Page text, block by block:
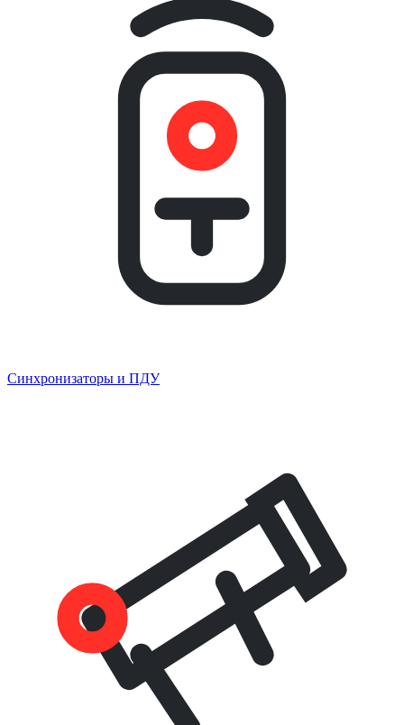
Синхронизаторы и ПДУ